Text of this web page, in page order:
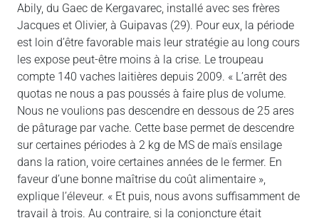
Abily, du Gaec de Kergavarec, installé avec ses frères
Jacques et Olivier, à Guipavas (29). Pour eux, la période
est loin d’être favorable mais leur stratégie au long cours
les expose peut-être moins à la crise. Le troupeau
compte 140 vaches laitières depuis 2009. « L’arrêt des
quotas ne nous a pas poussés à faire plus de volume.
Nous ne voulions pas descendre en dessous de 25 ares
de pâturage par vache. Cette base permet de descendre
sur certaines périodes à 2 kg de MS de maïs ensilage
dans la ration, voire certaines années de le fermer. En
faveur d’une bonne maîtrise du coût alimentaire »,
explique l’éleveur. « Et puis, nous avons suffisamment de
travail à trois. Au contraire, si la conjoncture était